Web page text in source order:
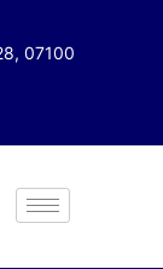
07100